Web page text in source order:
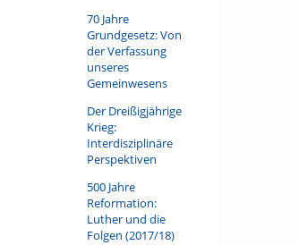
70 Jahre
Grundgesetz: Von
der Verfassung
unseres
Gemeinwesens
Der Dreißigjährige
Krieg:
Interdisziplinäre
Perspektiven
500 Jahre
Reformation:
Luther und die
Folgen (2017/18)